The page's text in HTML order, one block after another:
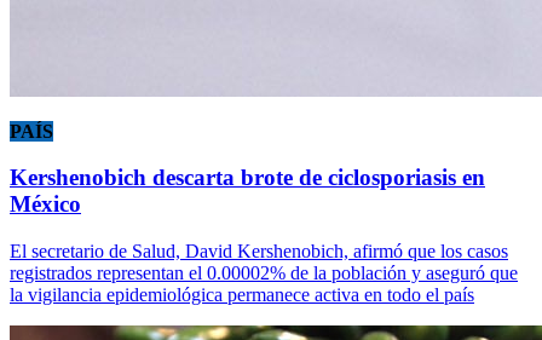
PAÍS
Kershenobich descarta brote de ciclosporiasis en
México
El secretario de Salud, David Kershenobich, afirmó que los casos
registrados representan el 0.00002% de la población y aseguró que
la vigilancia epidemiológica permanece activa en todo el país